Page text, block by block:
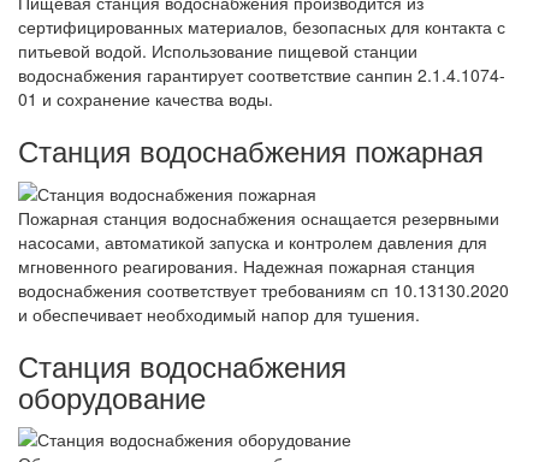
сертифицированных материалов, безопасных для контакта с
питьевой водой. Использование пищевой станции
водоснабжения гарантирует соответствие санпин 2.1.4.1074-
01 и сохранение качества воды.
Станция водоснабжения пожарная
Пожарная станция водоснабжения оснащается резервными
насосами, автоматикой запуска и контролем давления для
мгновенного реагирования. Надежная пожарная станция
водоснабжения соответствует требованиям сп 10.13130.2020
и обеспечивает необходимый напор для тушения.
Станция водоснабжения
оборудование